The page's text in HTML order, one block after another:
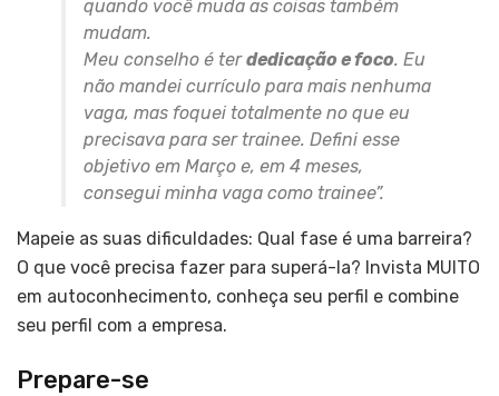
quando você muda as coisas também
mudam.
Meu conselho é terdedicação e foco. Eu
não mandei currículo para mais nenhuma
vaga, mas foquei totalmente no que eu
precisava para ser trainee. Defini esse
objetivo em Março e, em 4 meses,
consegui minha vaga como trainee”.
Mapeie as suas dificuldades: Qual fase é uma barreira?
O que você precisa fazer para superá-la? Invista MUITO
em autoconhecimento, conheça seu perfil e combine
seu perfil com a empresa.
Prepare-se